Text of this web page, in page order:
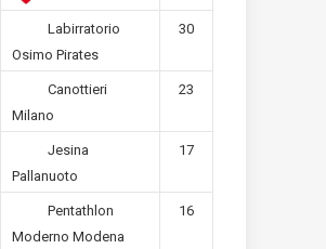
Labirratorio
Osimo Pirates
30
Canottieri
Milano
23
Jesina
Pallanuoto
17
Pentathlon
Moderno Modena
16